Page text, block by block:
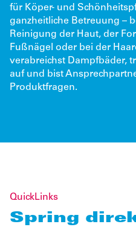
für Köper- und
ganzheitliche Betreuung –
Reinigung der Haut, der
Fußnägel oder bei der
verabreichst Dampfbäder,
auf und bist
Produktfragen.
QuickLinks
Spring